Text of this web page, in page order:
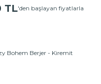
TL'den başlayan fiyatlarla